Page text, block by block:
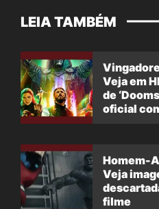
LEIA TAMBÉM
Veja em
de
oficial
Homem-
Veja
filme